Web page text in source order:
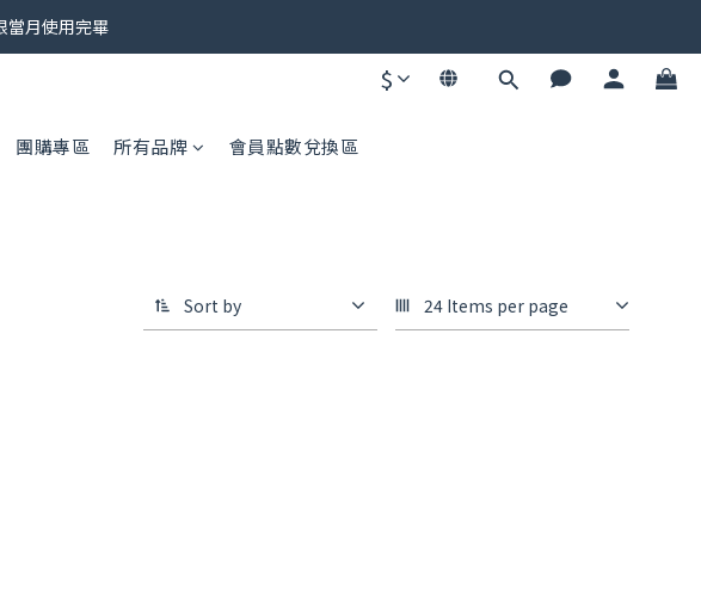
領券中心領，碼碼不同快去領！
當月使用完畢
$
團購專區 所有品牌
會員點數兌換區
Sort by 24 Items per page